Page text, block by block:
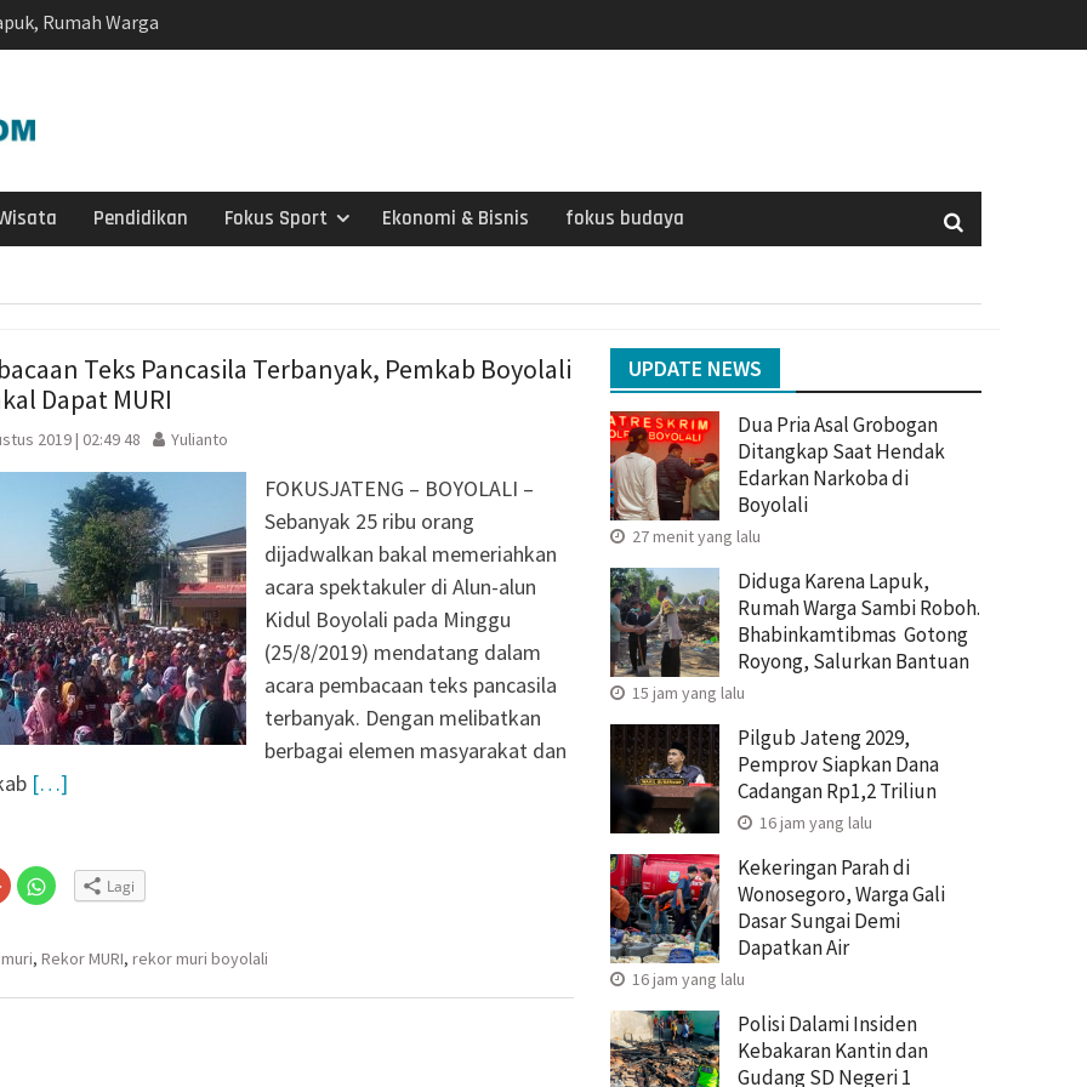
Rumah Warga
Pemprov Siapkan
Triliun
Sungai Demi
Senilai Rp 20,2
Sewa Laptop Rp
IPB
Kolaborasi
Timor di Surakarta
dan Kebakaran
Siagakan 479
Musim Kemarau
X DPR RI dan BPS
Semangat Petugas
Capaian Sudah
di Boyolali
Pendidikan Fokus Sport Ekonomi & Bisnis fokus budaya
Teks Pancasila Terbanyak, Pemkab Boyolali
Dapat MURI
2019 | 02:49 48 Yulianto
FOKUSJATENG – BOYOLALI –
Sebanyak 25 ribu orang
dijadwalkan bakal memeriahkan
acara spektakuler di Alun-alun
Kidul Boyolali pada Minggu
(25/8/2019) mendatang dalam
acara pembacaan teks pancasila
terbanyak. Dengan melibatkan
berbagai elemen masyarakat dan
[…]
Klik
untuk
berbagi
(Membuka
di
yang
Klik
untuk
di
jendela
baru)
Lagi
muri, Rekor MURI, rekor muri boyolali
UPDATE NEWS
Dua Pria Asal Grobogan
Ditangkap Saat Hendak
Edarkan Narkoba di
Boyolali
27 menit yang lalu
Diduga Karena Lapuk,
Rumah Warga Sambi Roboh.
Bhabinkamtibmas Gotong
Royong, Salurkan Bantuan
15 jam yang lalu
Pilgub Jateng 2029,
Pemprov Siapkan Dana
Cadangan Rp1,2 Triliun
16 jam yang lalu
Kekeringan Parah di
Wonosegoro, Warga Gali
Dasar Sungai Demi
Dapatkan Air
16 jam yang lalu
Polisi Dalami Insiden
Kebakaran Kantin dan
Gudang SD Negeri 1